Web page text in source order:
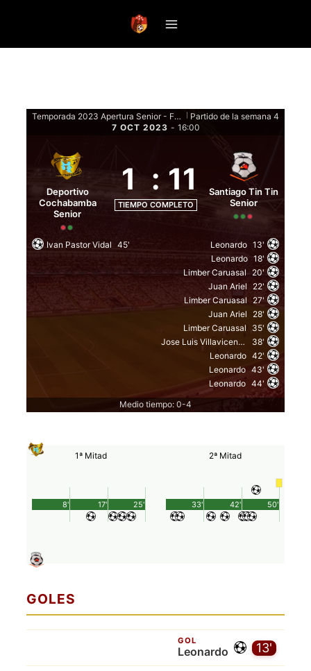
Temporada 2023 Apertura Senior - Fase de Grupos Senior
Partido de la semana 4
7 OCT 2023 - 16:00
Deportivo
Cochabamba
Senior
1 : 11
TIEMPO COMPLETO
Santiago Tin Tin
Senior
Ivan Pastor Vidal 45' Leonardo 13'
Leonardo 18'
Limber Caruasal 20'
Juan Ariel 22'
Limber Caruasal 27'
Juan Ariel
28'
Limber Caruasal
35'
Jose Luis Villavicencio
38'
Leonardo 42'
Leonardo 43'
Leonardo 44'
Medio tiempo: 0-4
1ª Mitad
25'
8' 17'
2ª Mitad
50'
33' 42'
GOLES
13'
GOL
Leonardo